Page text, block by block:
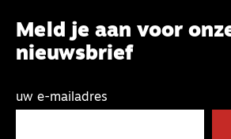
Meld je aan voor
nieuwsbrief
uw e-mailadres